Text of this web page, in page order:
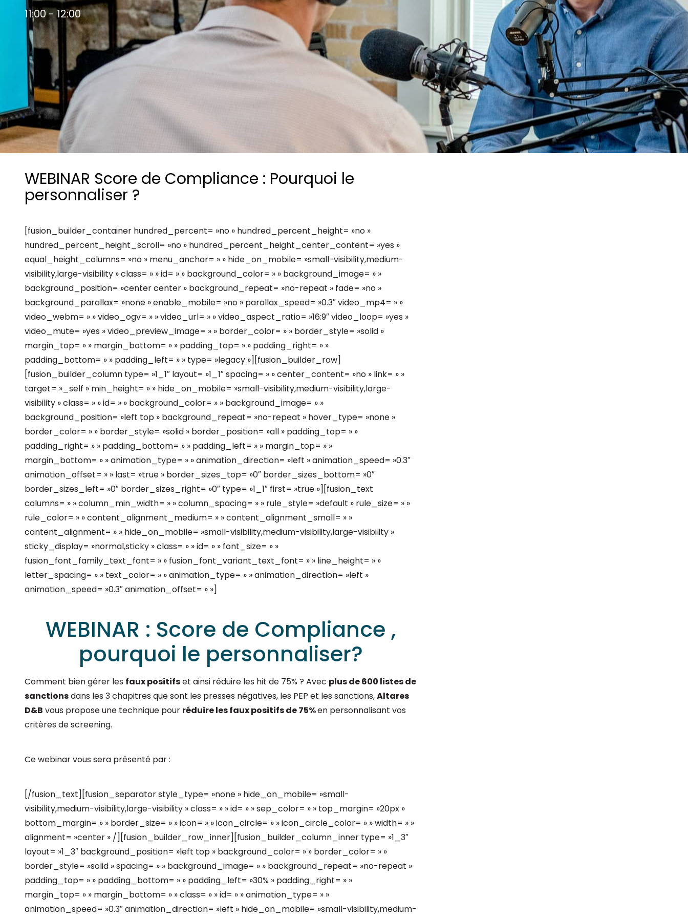
Prendre de meilleures
décisions ​et adopter les
bonnes stratégies​ grâce à
l’attitude de paiement
Les principes qui guident nos équipes et
nos engagements.
Découvrir nos valeurs
Consultez les informations relatives à
notre évaluation EcoVadis.
Consulter le rapport
11:00 - 12:00
WEBINAR Score de Compliance : Pourquoi le
personnaliser ?
[fusion_builder_container hundred_percent= »no » hundred_percent_height= »no »
hundred_percent_height_scroll= »no » hundred_percent_height_center_content= »yes »
equal_height_columns= »no » menu_anchor= » » hide_on_mobile= »small-visibility,medium-
visibility,large-visibility » class= » » id= » » background_color= » » background_image= » »
background_position= »center center » background_repeat= »no-repeat » fade= »no »
background_parallax= »none » enable_mobile= »no » parallax_speed= »0.3″ video_mp4= » »
video_webm= » » video_ogv= » » video_url= » » video_aspect_ratio= »16:9″ video_loop= »yes »
video_mute= »yes » video_preview_image= » » border_color= » » border_style= »solid »
margin_top= » » margin_bottom= » » padding_top= » » padding_right= » »
padding_bottom= » » padding_left= » » type= »legacy »][fusion_builder_row]
[fusion_builder_column type= »1_1″ layout= »1_1″ spacing= » » center_content= »no » link= » »
target= »_self » min_height= » » hide_on_mobile= »small-visibility,medium-visibility,large-
visibility » class= » » id= » » background_color= » » background_image= » »
background_position= »left top » background_repeat= »no-repeat » hover_type= »none »
border_color= » » border_style= »solid » border_position= »all » padding_top= » »
padding_right= » » padding_bottom= » » padding_left= » » margin_top= » »
margin_bottom= » » animation_type= » » animation_direction= »left » animation_speed= »0.3″
animation_offset= » » last= »true » border_sizes_top= »0″ border_sizes_bottom= »0″
border_sizes_left= »0″ border_sizes_right= »0″ type= »1_1″ first= »true »][fusion_text
columns= » » column_min_width= » » column_spacing= » » rule_style= »default » rule_size= » »
rule_color= » » content_alignment_medium= » » content_alignment_small= » »
content_alignment= » » hide_on_mobile= »small-visibility,medium-visibility,large-visibility »
sticky_display= »normal,sticky » class= » » id= » » font_size= » »
fusion_font_family_text_font= » » fusion_font_variant_text_font= » » line_height= » »
letter_spacing= » » text_color= » » animation_type= » » animation_direction= »left »
animation_speed= »0.3″ animation_offset= » »]
WEBINAR : Score de Compliance ,
pourquoi le personnaliser?
Comment bien gérer les faux positifset ainsi réduire les hit de 75% ? Avec plus de 600 listes de
sanctionsdans les 3 chapitres que sont les presses négatives, les PEP et les sanctions,Altares
D&B vous propose une technique pour réduire les faux positifs de 75%en personnalisant vos
critères de screening.
Ce webinar vous sera présenté par :
[/fusion_text][fusion_separator style_type= »none » hide_on_mobile= »small-
visibility,medium-visibility,large-visibility » class= » » id= » » sep_color= » » top_margin= »20px »
bottom_margin= » » border_size= » » icon= » » icon_circle= » » icon_circle_color= » » width= » »
alignment= »center » /][fusion_builder_row_inner][fusion_builder_column_inner type= »1_3″
layout= »1_3″ background_position= »left top » background_color= » » border_color= » »
border_style= »solid » spacing= » » background_image= » » background_repeat= »no-repeat »
padding_top= » » padding_bottom= » » padding_left= »30% » padding_right= » »
margin_top= » » margin_bottom= » » class= » » id= » » animation_type= » »
animation_speed= »0.3″ animation_direction= »left » hide_on_mobile= »small-visibility,medium-